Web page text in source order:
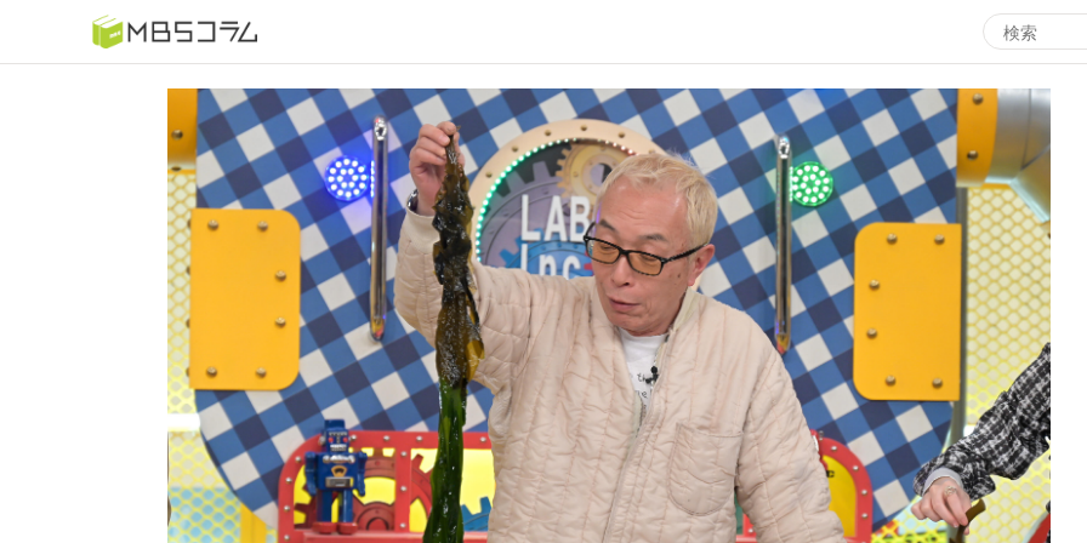
番組コラムから探す
日曜日の初耳学 復習編 エンタメMBS
もう一度楽しむプレバト サタプラ ～気になる情報をちょこっとプラス～
推しといつまでも 月曜の蛙、大海を知る。
何が起こるかホンマにわからん！？「ごぶごぶ」のトリ
情熱大陸を読む
痛快！明石家電視台に、エエ話はいらんねん！
池上彰のニュース解説が読める！「生！池上彰×山里亮
太」
5分で読める！教えてもらう前と後